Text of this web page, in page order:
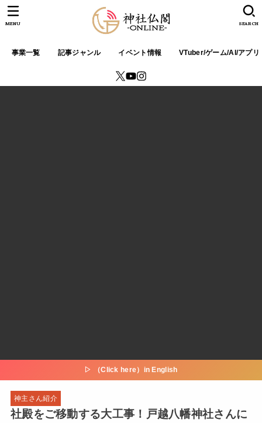
事業一覧 記事ジャンル イベント情報 VTuber/ゲーム/AI/アプリ
SEARCH
MENU
▷ （Click here）in English
神主さん紹介
社殿をご移動する大工事！戸越八幡神社さんに